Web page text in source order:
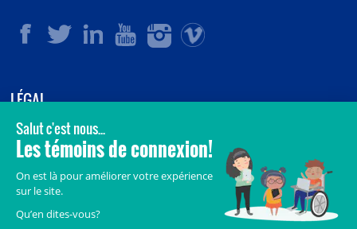
LÉGAL
© 2006-2026CHU Sainte-Justine.
Tous droits réservés.
Crédits
Accès aux documents des organismes publics